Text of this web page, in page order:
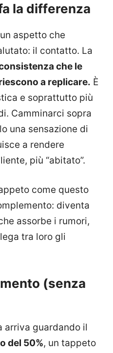
la differenza
aspetto che
il contatto. La
che le
a replicare. È
e soprattutto più
Camminarci sopra
una sensazione di
a rendere
più “abitato”.
come questo
diventa
assorbe i rumori,
tra loro gli
(senza
arriva guardando il
del 50%, un tappeto